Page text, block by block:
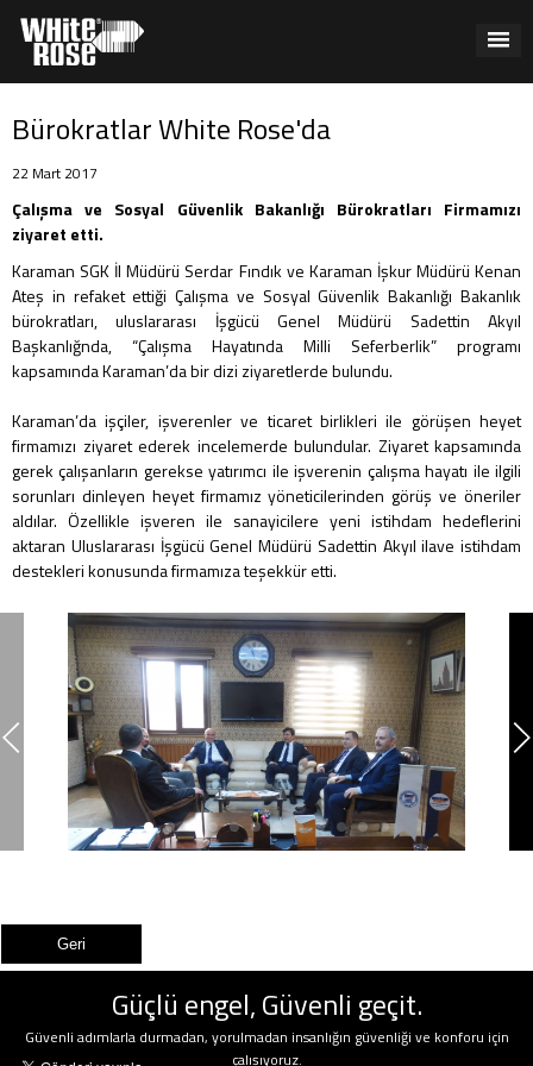
Bürokratlar White Rose'da
22 Mart 2017
Çalışma ve Sosyal Güvenlik Bakanlığı Bürokratları Firmamızı
ziyaret etti.
Karaman SGK İl Müdürü Serdar Fındık ve Karaman İşkur Müdürü Kenan
Ateş in refaket ettiği Çalışma ve Sosyal Güvenlik Bakanlığı Bakanlık
bürokratları, uluslararası İşgücü Genel Müdürü Sadettin Akyıl
Başkanlığnda, “Çalışma Hayatında Milli Seferberlik” programı
kapsamında Karaman’da bir dizi ziyaretlerde bulundu.
Karaman’da işçiler, işverenler ve ticaret birlikleri ile görüşen heyet
firmamızı ziyaret ederek incelemerde bulundular. Ziyaret kapsamında
gerek çalışanların gerekse yatırımcı ile işverenin çalışma hayatı ile ilgili
sorunları dinleyen heyet firmamız yöneticilerinden görüş ve öneriler
aldılar. Özellikle işveren ile sanayicilere yeni istihdam hedeflerini
aktaran Uluslararası İşgücü Genel Müdürü Sadettin Akyıl ilave istihdam
destekleri konusunda firmamıza teşekkür etti.
Güçlü engel, Güvenli geçit.
Güvenli adımlarla durmadan, yorulmadan insanlığın güvenliği ve konforu için
çalışıyoruz.